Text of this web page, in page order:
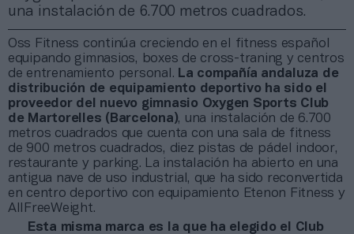
una instalación de 6.700 metros cuadrados.
Oss Fitness continúa creciendo en el fitness español
equipando gimnasios, boxes de cross-traning y centros
de entrenamiento personal. La compañía andaluza de
distribución de equipamiento deportivo ha sido el
proveedor del nuevo gimnasio Oxygen Sports Club
de Martorelles (Barcelona), una instalación de 6.700
metros cuadrados que cuenta con una sala de fitness
de 900 metros cuadrados, diez pistas de pádel indoor,
restaurante y parking. La instalación ha abierto en una
antigua nave de uso industrial, que ha sido reconvertida
en centro deportivo con equipamiento Etenon Fitness y
AllFreeWeight.
Esta misma marca es la que ha elegido el Club